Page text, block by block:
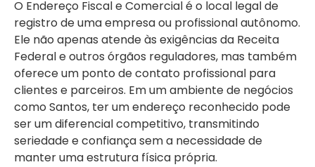
O Endereço Fiscal e Comercial é o local legal de
registro de uma empresa ou profissional autônomo.
Ele não apenas atende às exigências da Receita
Federal e outros órgãos reguladores, mas também
oferece um ponto de contato profissional para
clientes e parceiros. Em um ambiente de negócios
como Santos, ter um endereço reconhecido pode
ser um diferencial competitivo, transmitindo
seriedade e confiança sem a necessidade de
manter uma estrutura física própria.